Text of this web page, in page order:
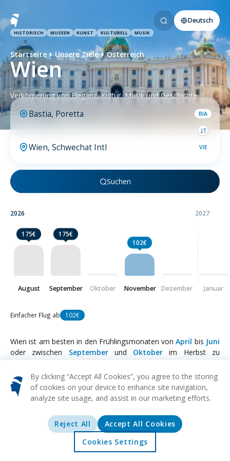
Angebote Erkunden
Deutsch
HISTORISCH MUSEEN KUNST KULTURELL MUSIK
Startseite Unsere Ziele Österreich
Wien
Verkörperung von Eleganz, Kultur, Musik und Geschichte
BIA
VIE
Suchen
2026
175€
August
175€
September Oktober
102€
November Dezember
2027
Januar
Einfacher Flug ab 102€
Wien ist am besten in den Frühlingsmonaten vonApril bis Juni
oder zwischen Septemberund Oktober im Herbst zu
besuchen. Im Frühling ist das Wetter angenehm warm und die
Gärten der Stadt erblühen mit bunten Blumen. Es ist die
perfekte Zeit, um die reiche Geschichte und Kultur der Stadt
durch Outdoor-Aktivitäten und Sightseeing zu erkunden. Die
Herbstsaison ist ebenfalls ein guter Zeitpunkt für einen
Besuch, da die Sommermengen verschwunden sind und das
Herbstlaub eine beeindruckende Kulisse für die beeindruckende
Architektur der Stadt bietet. Für diejenigen, die eine festliche
Atmosphäre genießen, bietet derDezember
By clicking “Accept All Cookies”, you agree to the storing
of cookies on your device to enhance site navigation,
analyze site usage, and assist in our marketing efforts.
Reject All
Accept All Cookies
Cookies Settings